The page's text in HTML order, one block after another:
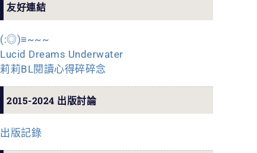
友好連結
(:◎)≡~~~
Lucid Dreams Underwater
莉莉BL閱讀心得碎碎念
2015-2024 出版討論
出版記錄